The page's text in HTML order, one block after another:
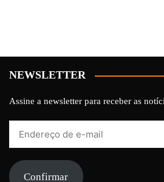
NEWSLETTER
Assine a newsletter para receber as
mail Confirmar